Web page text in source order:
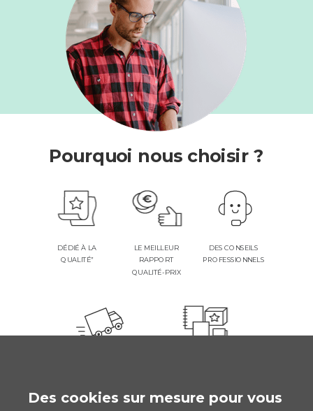
Pourquoi nous choisir ?
DÉDIÉ À LA
QUALITÉ”
LE MEILLEUR
RAPPORT
QUALITÉ-PRIX
DES CONSEILS
PROFESSIONNELS
Des cookies sur mesure pour vous